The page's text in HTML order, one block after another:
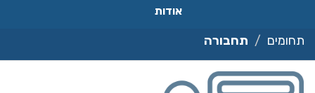
אודות
תחומים תחבורה